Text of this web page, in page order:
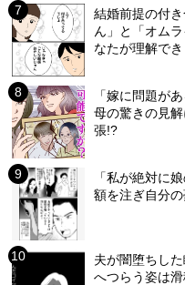
結婚前提の付
ん」と「オム
なたが理解でき
「嫁に問題が
母の驚きの見
張!?
「私が絶対に
額を注ぎ自分
夫が闇堕ちし
へつらう姿は